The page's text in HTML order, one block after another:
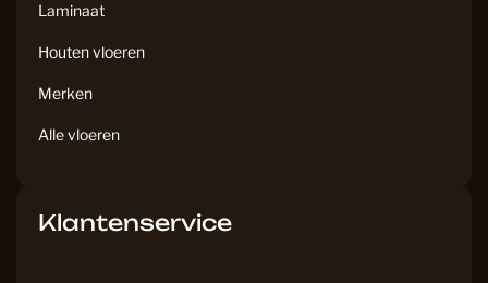
Laminaat
Houten vloeren
Merken
Alle vloeren
Klantenservice